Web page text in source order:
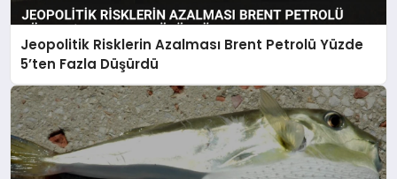
Jeopolitik Risklerin Azalması Brent Petrolü Yüzde
5’ten Fazla Düşürdü